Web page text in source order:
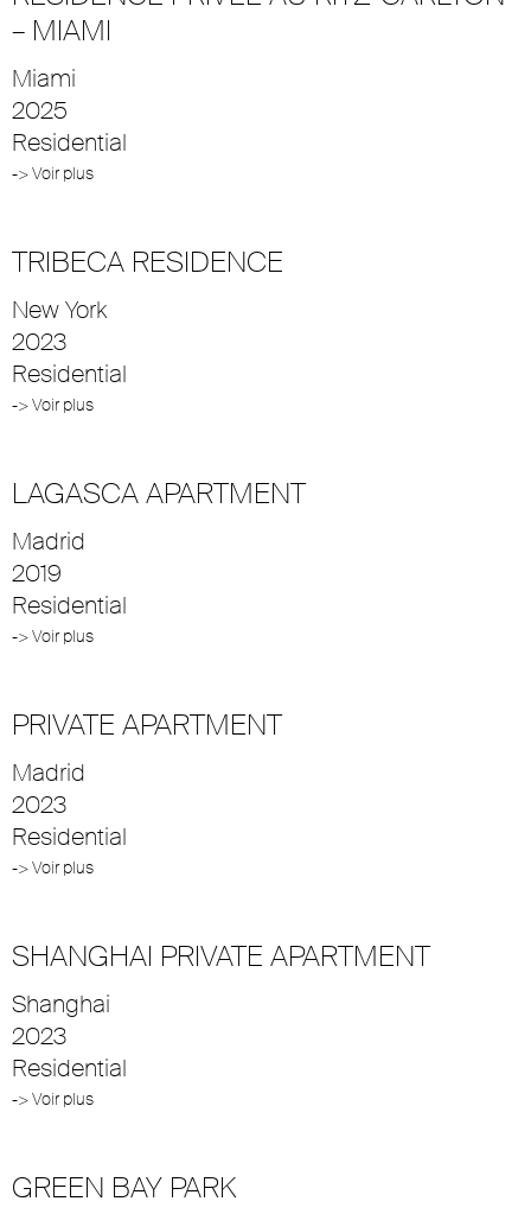
– MIAMI
Miami
2025
Residential
-> Voir plus
TRIBECA RESIDENCE
New York
2023
Residential
-> Voir plus
LAGASCA APARTMENT
Madrid
2019
Residential
-> Voir plus
PRIVATE APARTMENT
Madrid
2023
Residential
-> Voir plus
SHANGHAI PRIVATE APARTMENT
Shanghai
2023
Residential
-> Voir plus
GREEN BAY PARK